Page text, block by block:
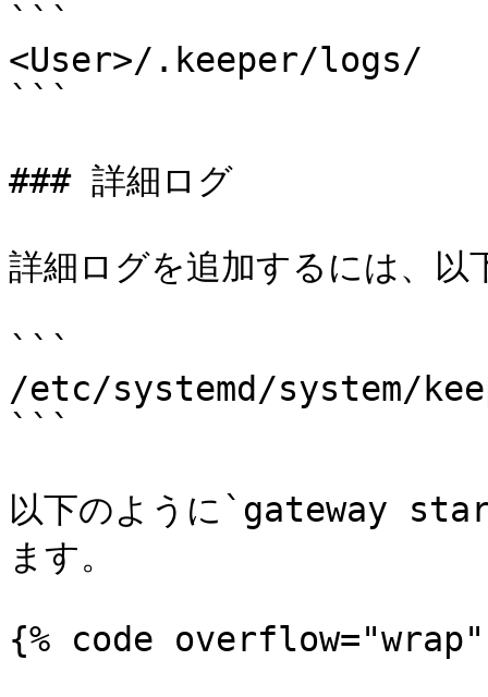
```
<User>/.keeper/logs/
```
### 詳細ログ
詳細ログを追加するには、
```
/etc/systemd/system/
```
以下のように`gateway
ます。
{% code